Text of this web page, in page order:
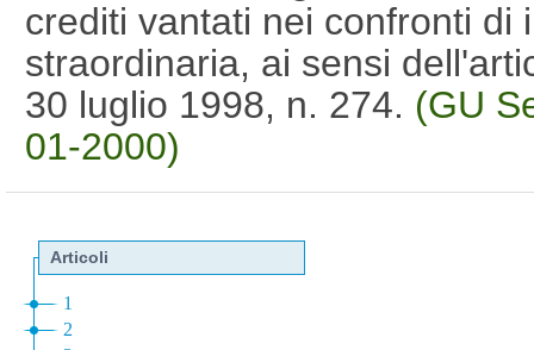
crediti vantati nei confronti di
straordinaria, ai sensi
30 luglio 1998, n. 274. (GU
01-2000)